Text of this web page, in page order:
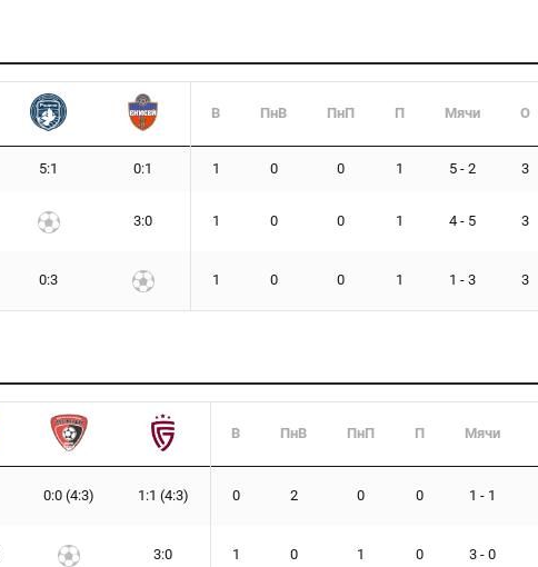
В ПнВ ПнП П Мячи О
5:1 0:1 1 0 0 1 5 - 2 3
3:0 1 0 0 1 4 - 5 3
0:3 1 0 0 1 1 - 3 3
В ПнВ ПнП П Мячи
0:0 (4:3) 1:1 (4:3) 0 2 0 0 1 - 1
3:0 1 0 1 0 3 - 0